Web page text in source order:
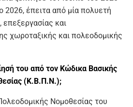
2026, έπειτα από μία πολυετή
επεξεργασίας και
χωροταξικής και πολεοδομικής
του από τον Κώδικα Βασικής
(Κ.Β.Π.Ν.);
Νομοθεσίας του